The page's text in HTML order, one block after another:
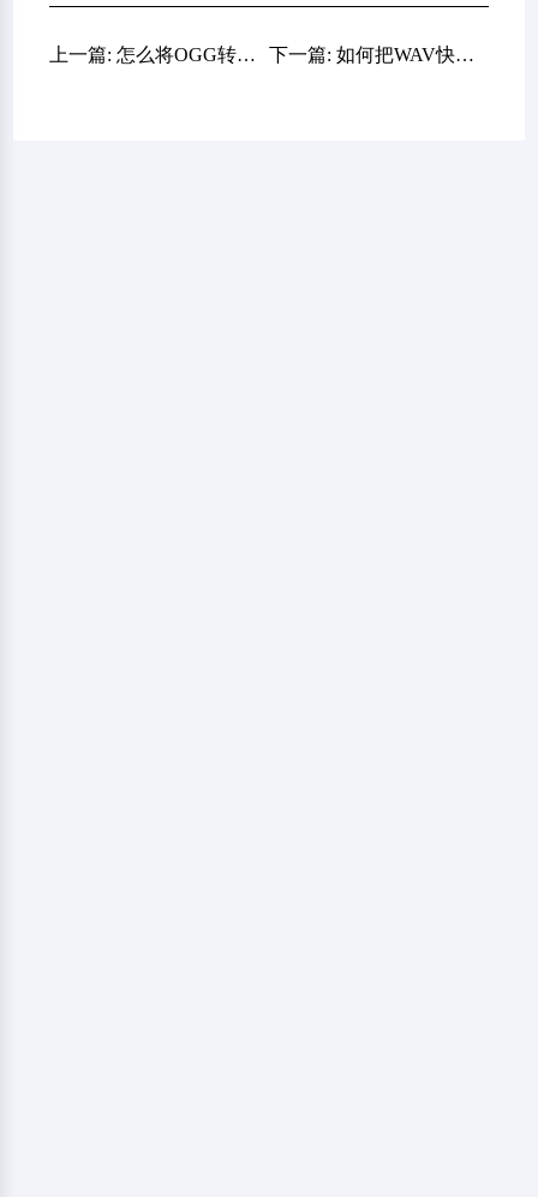
上一篇: 怎么将OGG转为MP3音频？推荐七个便捷性很高的方法 下一篇: 如何把WAV快速转为MP3格式？介绍七个适实用性很高的方法